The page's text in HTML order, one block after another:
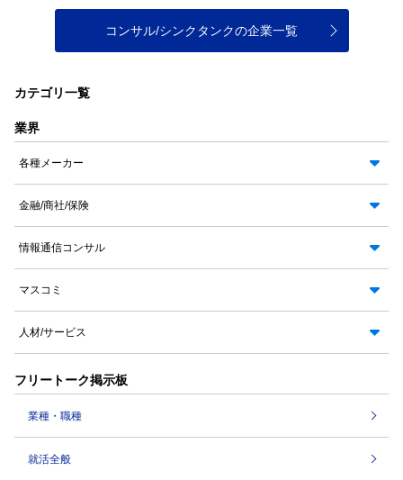
コンサル/シンクタンクの企業一覧
カテゴリ一覧
業界
各種メーカー
金融/商社/保険
情報通信コンサル
マスコミ
人材/サービス
フリートーク掲示板
業種・職種
就活全般